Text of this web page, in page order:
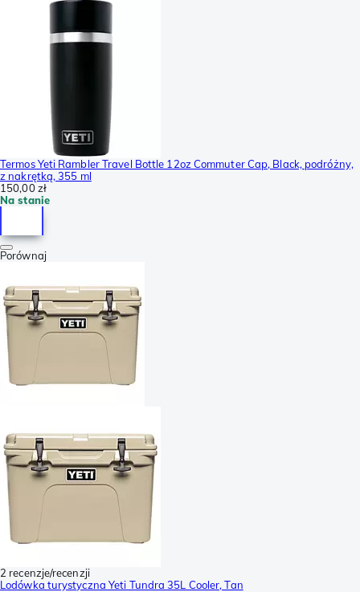
Termos Yeti Rambler Travel Bottle 12oz Commuter Cap, Black, podróżny,
z nakrętką, 355 ml
150,00 zł
Na stanie
Porównaj
2 recenzje/recenzji
Lodówka turystyczna Yeti Tundra 35L Cooler, Tan